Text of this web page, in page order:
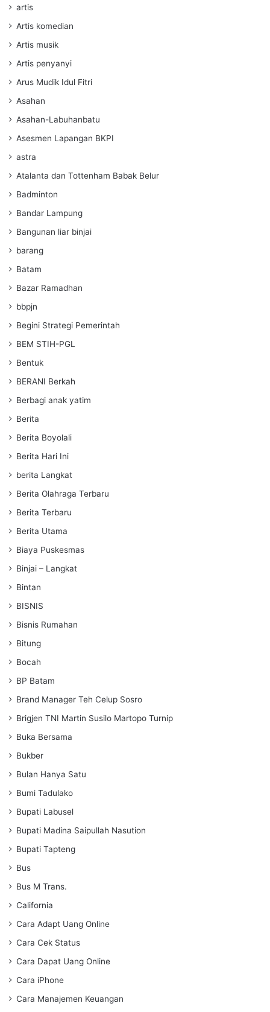
artis
Artis komedian
Artis musik
Artis penyanyi
Arus Mudik Idul Fitri
Asahan
Asahan-Labuhanbatu
Asesmen Lapangan BKPI
astra
Atalanta dan Tottenham Babak Belur
Badminton
Bandar Lampung
Bangunan liar binjai
barang
Batam
Bazar Ramadhan
bbpjn
Begini Strategi Pemerintah
BEM STIH-PGL
Bentuk
BERANI Berkah
Berbagi anak yatim
Berita
Berita Boyolali
Berita Hari Ini
berita Langkat
Berita Olahraga Terbaru
Berita Terbaru
Berita Utama
Biaya Puskesmas
Binjai – Langkat
Bintan
BISNIS
Bisnis Rumahan
Bitung
Bocah
BP Batam
Brand Manager Teh Celup Sosro
Brigjen TNI Martin Susilo Martopo Turnip
Buka Bersama
Bukber
Bulan Hanya Satu
Bumi Tadulako
Bupati Labusel
Bupati Madina Saipullah Nasution
Bupati Tapteng
Bus
Bus M Trans.
California
Cara Adapt Uang Online
Cara Cek Status
Cara Dapat Uang Online
Cara iPhone
Cara Manajemen Keuangan